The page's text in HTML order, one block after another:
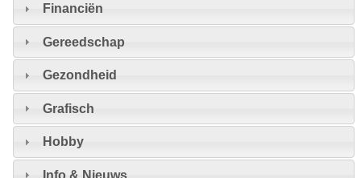
Financiën
Gereedschap
Gezondheid
Grafisch
Hobby
Info & Nieuws